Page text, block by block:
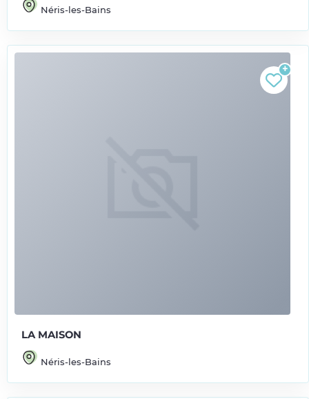
Néris-les-Bains
LA MAISON
Néris-les-Bains